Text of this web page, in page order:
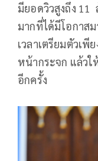
มียอดวิวสูงถึง 11
มากที่ได้มีโอกาส
เวลาเตรียมตัวเพี
หน้ากระจก แล้ว
อีกครั้ง